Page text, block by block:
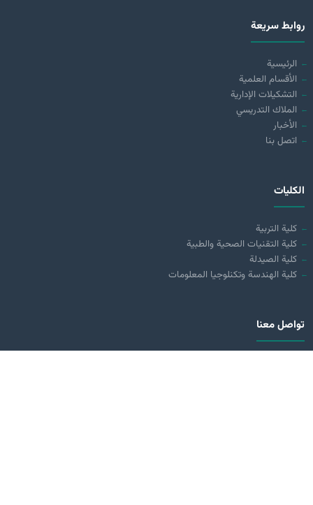
روابط سريعة
الرئيسية
الأقسام العلمية
التشكيلات الإدارية
الملاك التدريسي
الأخبار
اتصل بنا
الكليات
كلية التربية
كلية التقنيات الصحية والطبية
كلية الصيدلة
كلية الهندسة وتكنلوجيا المعلومات
تواصل معنا